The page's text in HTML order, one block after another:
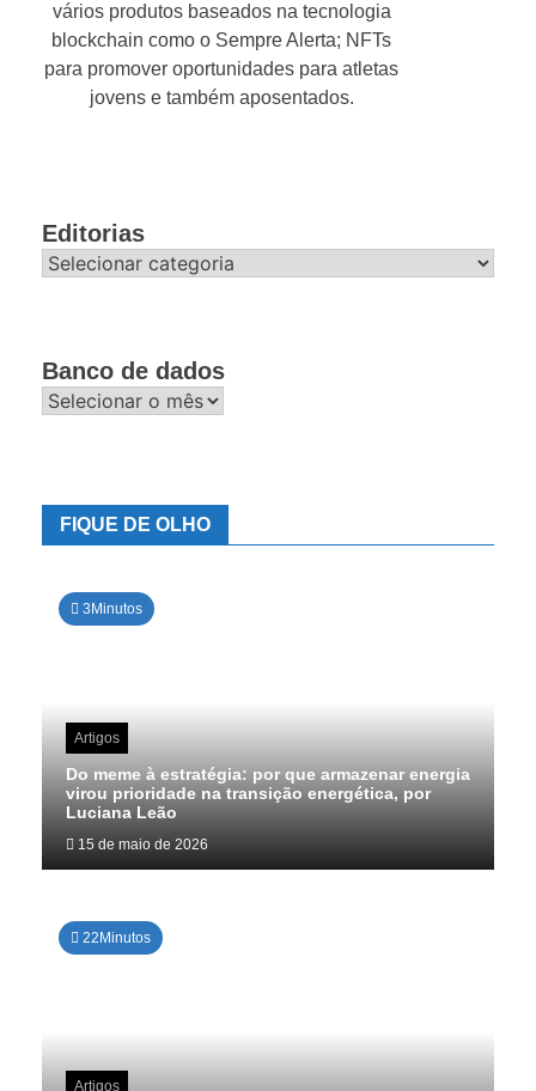
vários produtos baseados na tecnologia
blockchain como o Sempre Alerta; NFTs
para promover oportunidades para atletas
jovens e também aposentados.
Editorias
Editorias
Banco de dados
Banco
FIQUE DE OLHO
3Minutos
Artigos
Do meme à estratégia: por que armazenar energia
virou prioridade na transição energética, por
Luciana Leão
15 de maio de 2026
22Minutos
Artigos